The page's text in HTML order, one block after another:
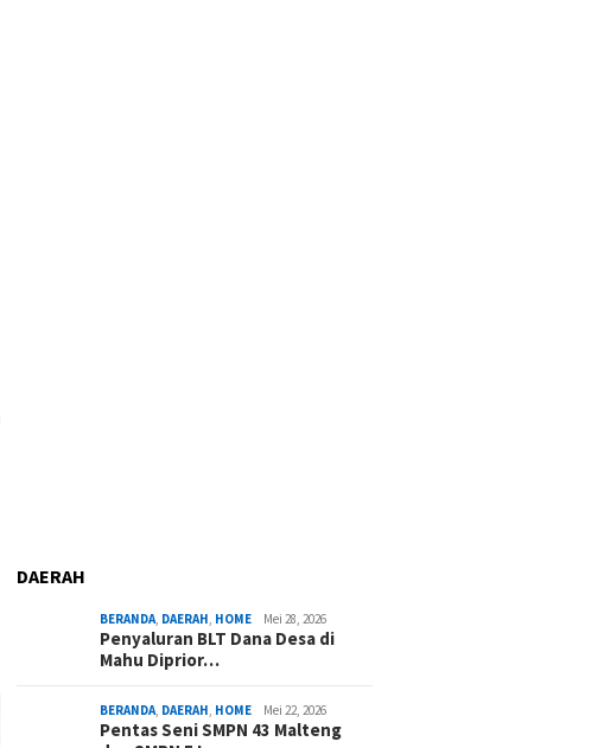
DAERAH
BERANDA DAERAH HOME Mei 28, 2026
Penyaluran BLT Dana Desa di
Mahu Diprior…
BERANDA DAERAH HOME Mei 22, 2026
Pentas Seni SMPN 43 Malteng